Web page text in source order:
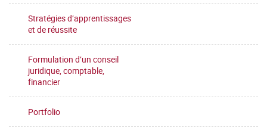
Stratégies d’apprentissages
et de réussite
Formulation d’un conseil
juridique, comptable,
financier
Portfolio